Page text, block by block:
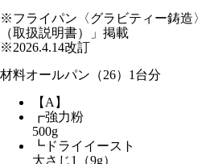
※フライパン〈グラビティー鋳造
（取扱説明書）」掲載
※2026.4.14改訂
材料オールパン（26）1台分
【A】
┏強力粉
500g
┗ドライイースト
大さじ1（9g）